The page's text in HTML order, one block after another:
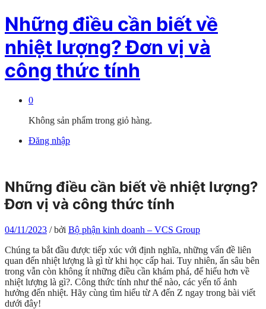
Những điều cần biết về
nhiệt lượng? Đơn vị và
công thức tính
0
Không sản phẩm trong giỏ hàng.
Đăng nhập
Những điều cần biết về nhiệt lượng?
Đơn vị và công thức tính
04/11/2023 /bởi Bộ phận kinh doanh – VCS Group
Chúng ta bắt đầu được tiếp xúc với định nghĩa, những vấn đề liên
quan đến nhiệt lượng là gì từ khi học cấp hai. Tuy nhiên, ẩn sâu bên
trong vẫn còn không ít những điều cần khám phá, để hiểu hơn về
nhiệt lượng là gì?. Công thức tính như thế nào, các yến tố ảnh
hưởng đến nhiệt. Hãy cùng tìm hiểu từ A đến Z ngay trong bài viết
dưới đây!